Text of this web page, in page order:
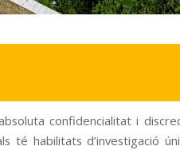
confidencialitat i
té habilitats d’investigació